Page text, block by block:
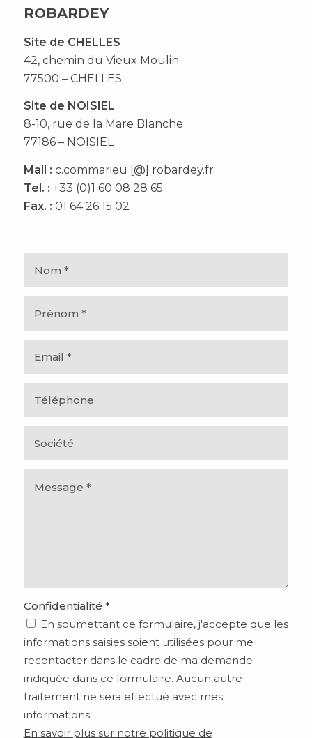
ROBARDEY
Site de CHELLES
42, chemin du Vieux Moulin
77500 – CHELLES
Site de NOISIEL
8-10, rue de la Mare Blanche
77186 – NOISIEL
Mail : c.commarieu [@] robardey.fr
Tel. : +33 (0)1 60 08 28 65
Fax. : 01 64 26 15 02
Confidentialité *
En soumettant ce formulaire, j'accepte que les
informations saisies soient utilisées pour me
recontacter dans le cadre de ma demande
indiquée dans ce formulaire. Aucun autre
traitement ne sera effectué avec mes
informations.
En savoir plus sur notre politique de